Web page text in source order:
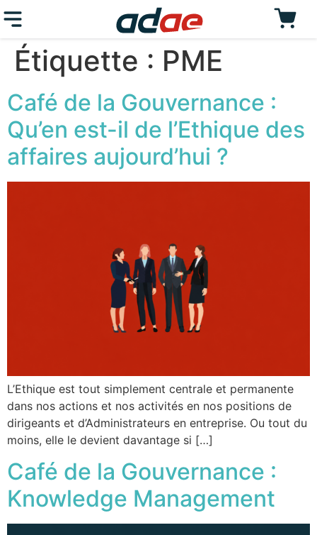
Étiquette : PME
Café de la Gouvernance :
Qu’en est-il de l’Ethique des
affaires aujourd’hui ?
L’Ethique est tout simplement centrale et permanente
dans nos actions et nos activités en nos positions de
dirigeants et d’Administrateurs en entreprise. Ou tout du
moins, elle le devient davantage si […]
Café de la Gouvernance :
Knowledge Management